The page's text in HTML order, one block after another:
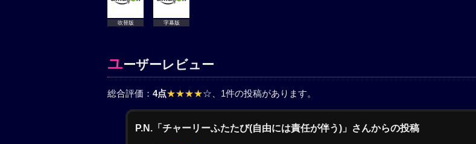
吹替版 字幕版
ユーザーレビュー
総合評価： 4点★★★★☆ 、1件の投稿があります。
P.N.「チャーリーふたたび(自由には責任が伴う)」さんからの投稿